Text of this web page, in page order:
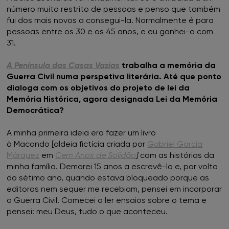
FNAC Faro
FNAC Guimarães
FNAC IST
FNAC Loulé
FNAC Madeira
FNAC Mar Shopping
número muito restrito de pessoas e penso que também
fui dos mais novos a consegui-la. Normalmente é para
pessoas entre os 30 e os 45 anos, e eu ganhei-a com
31.
A Península das Casas Vazias trabalha a memória da
Guerra Civil numa perspetiva literária. Até que ponto
dialoga com os objetivos do projeto de lei da
Memória Histórica, agora designada Lei da Memória
Democrática?
A minha primeira ideia era fazer um livro
à Macondo [aldeia fictícia criada por Gabriel García
Márquez em Cem Anos de Solidão]com as histórias da
minha família. Demorei 15 anos a escrevê-lo e, por volta
do sétimo ano, quando estava bloqueado porque as
editoras nem sequer me recebiam, pensei em incorporar
a Guerra Civil. Comecei a ler ensaios sobre o tema e
pensei: meu Deus, tudo o que aconteceu.